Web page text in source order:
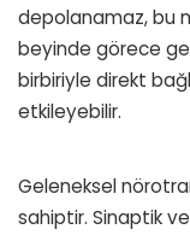
depolanamaz, bu
beyinde görece
birbiriyle direkt
etkileyebilir.
Geleneksel
sahiptir. Sinaptik